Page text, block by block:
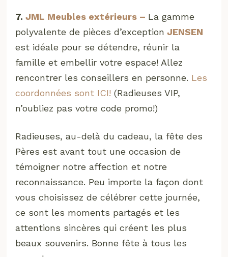
7.JML Meubles extérieurs – La gamme
polyvalente de pièces d’exception JENSEN
est idéale pour se détendre, réunir la
famille et embellir votre espace! Allez
rencontrer les conseillers en personne. Les
coordonnées sont ICI! (Radieuses VIP,
n’oubliez pas votre code promo!)
Radieuses, au-delà du cadeau, la fête des
Pères est avant tout une occasion de
témoigner notre affection et notre
reconnaissance. Peu importe la façon dont
vous choisissez de célébrer cette journée,
ce sont les moments partagés et les
attentions sincères qui créent les plus
beaux souvenirs. Bonne fête à tous les